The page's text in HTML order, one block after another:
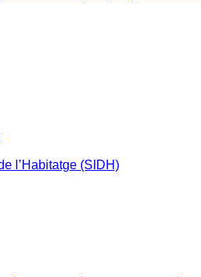
l’Habitatge (SIDH)